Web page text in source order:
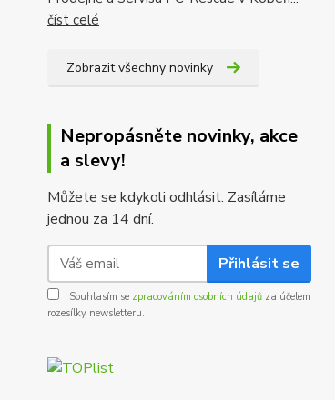
číst celé
Zobrazit všechny novinky
Nepropásněte novinky, akce
a slevy!
Můžete se kdykoli odhlásit. Zasíláme
jednou za 14 dní.
Přihlásit se
Souhlasím se zpracováním osobních údajů za účelem
rozesílky newsletteru.